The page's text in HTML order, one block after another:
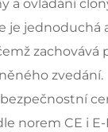
a ovládání
je jednoduchá
zachovává
zvedání.
norem CE i E-